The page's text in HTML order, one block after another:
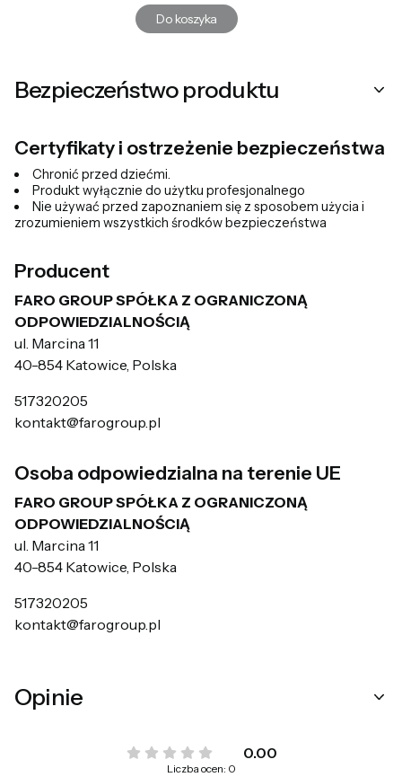
Do koszyka
Bezpieczeństwo produktu
Certyfikaty i ostrzeżenie bezpieczeństwa
Chronić przed dziećmi.
Produkt wyłącznie do użytku profesjonalnego
Nie używać przed zapoznaniem się z sposobem użycia i
zrozumieniem wszystkich środków bezpieczeństwa
Producent
FARO GROUP SPÓŁKA Z OGRANICZONĄ
ODPOWIEDZIALNOŚCIĄ
ul. Marcina 11
40-854 Katowice, Polska
517320205
kontakt@farogroup.pl
Osoba odpowiedzialna na terenie UE
FARO GROUP SPÓŁKA Z OGRANICZONĄ
ODPOWIEDZIALNOŚCIĄ
ul. Marcina 11
40-854 Katowice, Polska
517320205
kontakt@farogroup.pl
Opinie
0.00
Liczba ocen: 0